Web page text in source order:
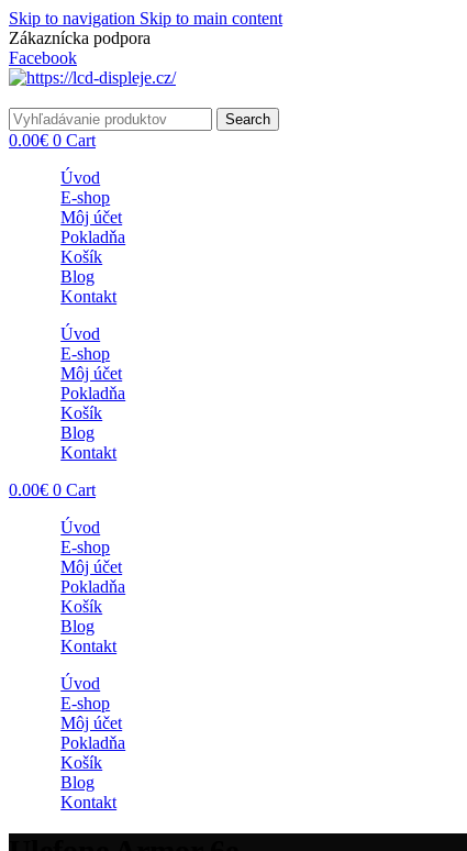
Skip to navigation Skip to main content
Zákaznícka podpora
Facebook
Search
0.00€ 0 Cart
Úvod
E-shop
Môj účet
Pokladňa
Košík
Blog
Kontakt
Úvod
E-shop
Môj účet
Pokladňa
Košík
Blog
Kontakt
0.00€ 0 Cart
Úvod
E-shop
Môj účet
Pokladňa
Košík
Blog
Kontakt
Úvod
E-shop
Môj účet
Pokladňa
Košík
Blog
Kontakt